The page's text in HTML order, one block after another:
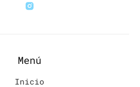
Menú
Inicio